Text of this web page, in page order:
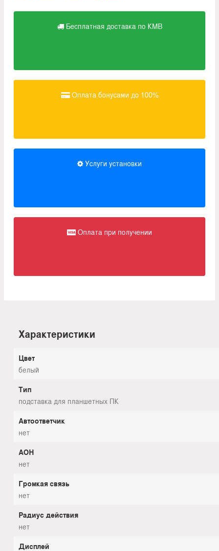
Бесплатная доставка по КМВ
Оплата бонусами до 100%
Услуги установки
Оплата при получении
Характеристики
Цвет
белый
Тип
подставка для планшетных ПК
Автоответчик
нет
АОН
нет
Громкая связь
нет
Радиус действия
нет
Дисплей